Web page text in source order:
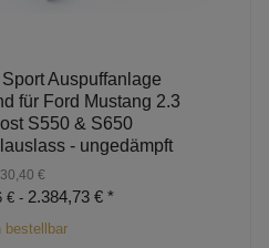
Auspuffanlage
für Ford Mustang 2.3
S550 & S650
- ungedämpft
€
€ - 2.384,73 € *
bestellbar